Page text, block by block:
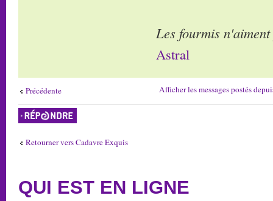
Les fourmis
Astral
Précédente Afficher les messages postés
Répondre
Retourner vers Cadavre Exquis
QUI EST EN LIGNE